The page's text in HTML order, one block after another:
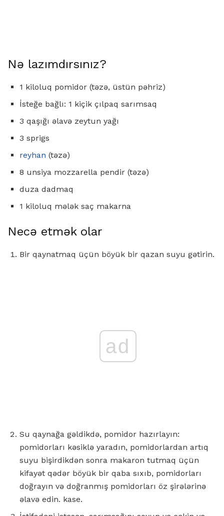
Nə lazımdırsınız?
1 kiloluq pomidor (təzə, üstün pəhriz)
İsteğe bağlı: 1 kiçik çılpaq sarımsaq
3 qaşığı əlavə zeytun yağı
3 sprigs
reyhan (təzə)
8 unsiya mozzarella pendir (təzə)
duza dadmaq
1 kiloluq mələk saç makarna
Necə etmək olar
Bir qaynatmaq üçün böyük bir qazan suyu gətirin.
ad
Su qaynağa gəldikdə, pomidor hazırlayın:
pomidorları kəsiklə yaradın, pomidorlardan artıq
suyu bişirdikdən sonra makaron tutmaq üçün
kifayət qədər böyük bir qaba sıxıb, pomidorları
doğrayın və doğranmış pomidorları öz şirələrinə
əlavə edin. kase.